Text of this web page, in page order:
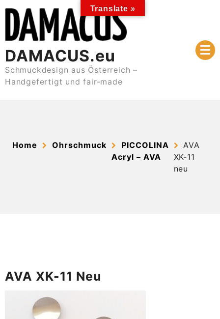
content
DAMACUS.eu
Schmuckdesign aus Österreich –
Handgefertigt und fair-made
Home Ohrschmuck
PICCOLINA
Acryl – AVA
AVA
XK-11
neu
AVA XK-11 Neu
Translate »